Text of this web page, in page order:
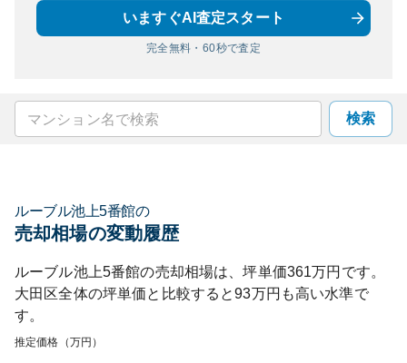
いますぐAI査定スタート
完全無料・60秒で査定
検索
ルーブル池上5番館の
売却相場の変動履歴
ルーブル池上5番館の売却相場は、坪単価361万円です。
大田区全体の坪単価と比較すると93万円も高い水準で
す。
推定価格（万円）